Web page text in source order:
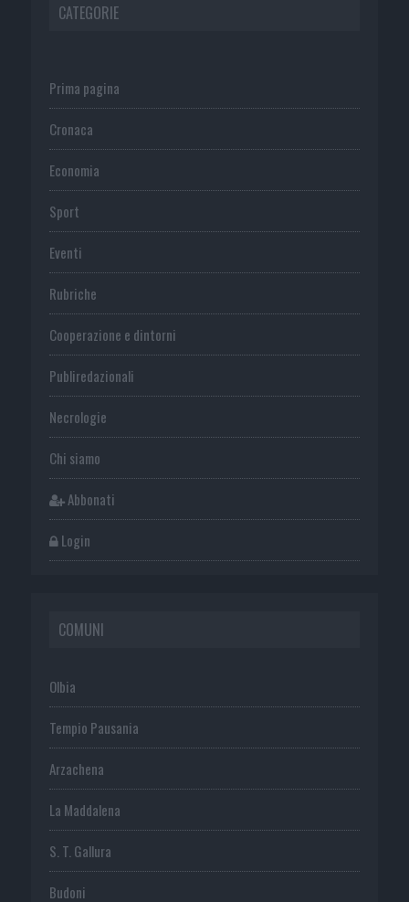
CATEGORIE
Prima pagina
Cronaca
Economia
Sport
Eventi
Rubriche
Cooperazione e dintorni
Publiredazionali
Necrologie
Chi siamo
Abbonati
Login
COMUNI
Olbia
Tempio Pausania
Arzachena
La Maddalena
S. T. Gallura
Budoni